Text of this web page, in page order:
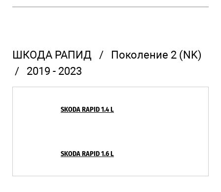
ШКОДА РАПИД / Поколение 2 (NK)
/ 2019 - 2023
SKODA RAPID 1.4 L
SKODA RAPID 1.6 L